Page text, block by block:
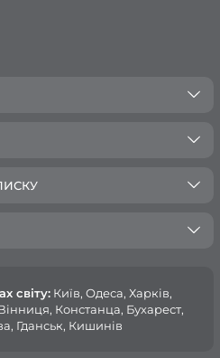
світу:Київ, Одеса, Харків,
Констанца, Бухарест,
Гданськ, Кишинів